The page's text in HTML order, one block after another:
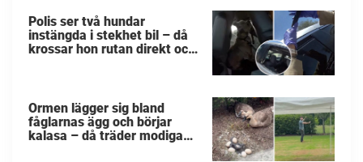
Polis ser två hundar
instängda i stekhet bil – då
krossar hon rutan direkt och
Ormen lägger sig bland
fåglarnas ägg och börjar
kalasa – då träder modiga